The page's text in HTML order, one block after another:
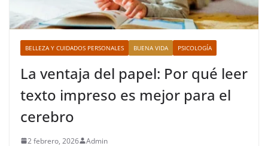
BELLEZA Y CUIDADOS PERSONALES BUENA VIDA PSICOLOGÍA
La ventaja del papel: Por qué leer
texto impreso es mejor para el
cerebro
2 febrero, 2026 Admin